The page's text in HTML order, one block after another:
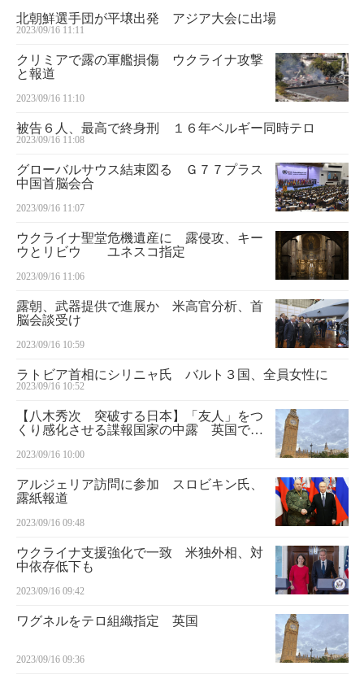
北朝鮮選手団が平壌出発 アジア大会に出場
2023/09/16 11:11
クリミアで露の軍艦損傷 ウクライナ攻撃
と報道
2023/09/16 11:10
被告６人、最高で終身刑 １６年ベルギー同時テロ
2023/09/16 11:08
グローバルサウス結束図る Ｇ７７プラス
中国首脳会合
2023/09/16 11:07
ウクライナ聖堂危機遺産に 露侵攻、キー
ウとリビウ ユネスコ指定
2023/09/16 11:06
露朝、武器提供で進展か 米高官分析、首
脳会談受け
2023/09/16 10:59
ラトビア首相にシリニャ氏 バルト３国、全員女性に
2023/09/16 10:52
【八木秀次 突破する日本】「友人」をつ
くり感化させる諜報国家の中露 英国で中
続くソ連ＫＧＢの教え
2023/09/16 10:00
アルジェリア訪問に参加 スロビキン氏、
露紙報道
2023/09/16 09:48
ウクライナ支援強化で一致 米独外相、対
中依存低下も
2023/09/16 09:42
ワグネルをテロ組織指定 英国
2023/09/16 09:36